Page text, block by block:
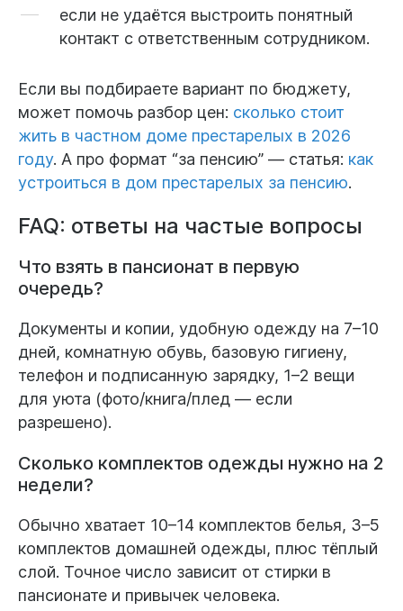
если не удаётся выстроить понятный
контакт с ответственным сотрудником.
Если вы подбираете вариант по бюджету,
может помочь разбор цен: сколько стоит
жить в частном доме престарелых в 2026
году. А про формат “за пенсию” — статья: как
устроиться в дом престарелых за пенсию.
FAQ: ответы на частые вопросы
Что взять в пансионат в первую
очередь?
Документы и копии, удобную одежду на 7–10
дней, комнатную обувь, базовую гигиену,
телефон и подписанную зарядку, 1–2 вещи
для уюта (фото/книга/плед — если
разрешено).
Сколько комплектов одежды нужно на 2
недели?
Обычно хватает 10–14 комплектов белья, 3–5
комплектов домашней одежды, плюс тёплый
слой. Точное число зависит от стирки в
пансионате и привычек человека.